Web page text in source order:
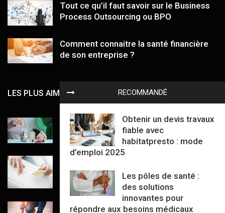
RECOMMANDÉ
Obtenir un devis travaux
fiable avec
habitatpresto : mode
d’emploi 2025
Les pôles de santé :
des solutions
innovantes pour
répondre aux besoins médicaux
Tout ce qu’il faut savoir sur le Business
Process Outsourcing ou BPO
Comment connaitre la santé financière
de son entreprise ?
LES PLUS AIMÉS
Mettre de l’apport ou pas pour un
investissement immobilier ?
stratégique pour la croissance des
plateformes européennes
Est-il intéressant d’assurer son